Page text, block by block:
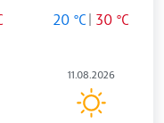
20 °C 30 °C
11.08.2026